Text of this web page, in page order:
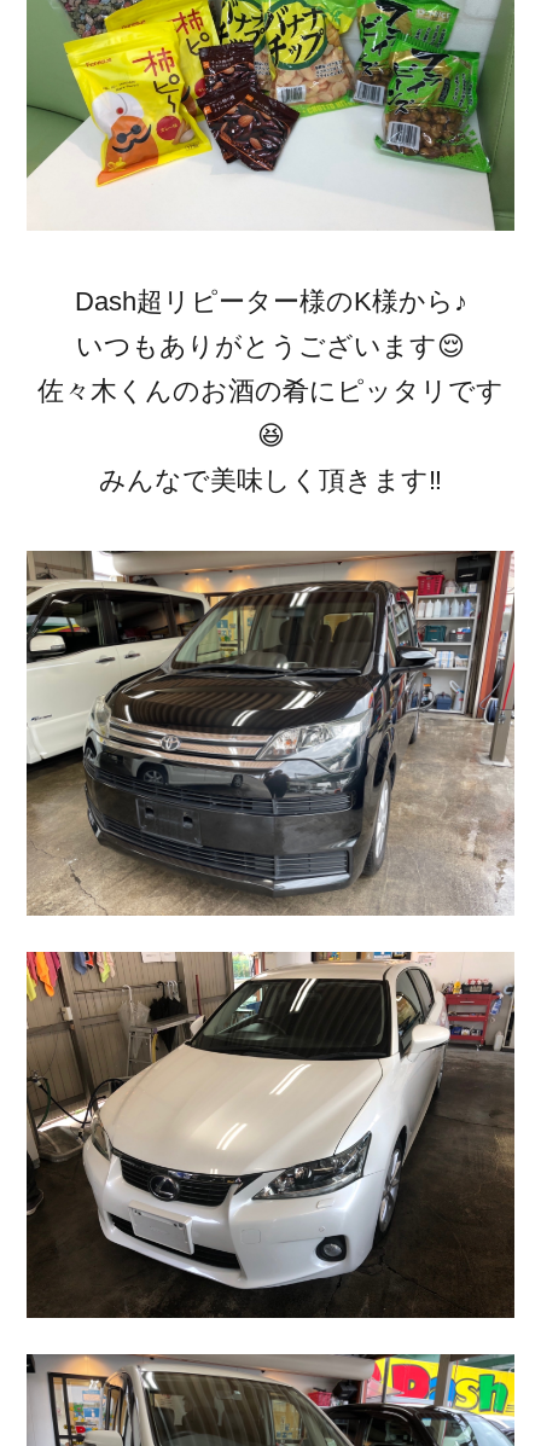
Dash超リピーター様のK様から♪
いつもありがとうございます😌
佐々木くんのお酒の肴にピッタリです
😆
みんなで美味しく頂きます‼︎